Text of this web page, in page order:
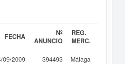
FECHA
Nº
ANUNCIO
REG.
MERC.
09/2009 394493 Málaga